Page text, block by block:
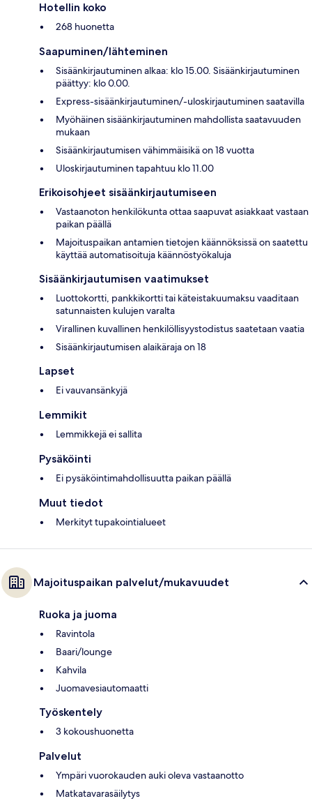
Hotellin koko
268 huonetta
Saapuminen/lähteminen
Sisäänkirjautuminen alkaa: klo 15.00. Sisäänkirjautuminen
päättyy: klo 0.00.
Express-sisäänkirjautuminen/-uloskirjautuminen saatavilla
Myöhäinen sisäänkirjautuminen mahdollista saatavuuden
mukaan
Sisäänkirjautumisen vähimmäisikä on 18 vuotta
Uloskirjautuminen tapahtuu klo 11.00
Erikoisohjeet sisäänkirjautumiseen
Vastaanoton henkilökunta ottaa saapuvat asiakkaat vastaan
paikan päällä
Majoituspaikan antamien tietojen käännöksissä on saatettu
käyttää automatisoituja käännöstyökaluja
Sisäänkirjautumisen vaatimukset
Luottokortti, pankkikortti tai käteistakuumaksu vaaditaan
satunnaisten kulujen varalta
Virallinen kuvallinen henkilöllisyystodistus saatetaan vaatia
Sisäänkirjautumisen alaikäraja on 18
Lapset
Ei vauvansänkyjä
Lemmikit
Lemmikkejä ei sallita
Pysäköinti
Ei pysäköintimahdollisuutta paikan päällä
Muut tiedot
Merkityt tupakointialueet
Majoituspaikan palvelut/mukavuudet
Ruoka ja juoma
Ravintola
Baari/lounge
Kahvila
Juomavesiautomaatti
Työskentely
3 kokoushuonetta
Palvelut
Ympäri vuorokauden auki oleva vastaanotto
Matkatavarasäilytys